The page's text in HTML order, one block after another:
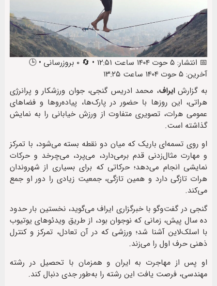
📅 انتشار: ۵ حوت ۱۴۰۴ ساعت ۱۲:۵۱ • 🔄 ۰ بروزرسانی • 🕒
آخرین: ۵ حوت ۱۴۰۴ ساعت ۱۳:۲۵
به گزارشایراف، محمد ادریس گنجی، جوان ورزشکار و پرانرژی
هراتی، این روزها با حضور در پارک‌ها، پیاده‌روها و فضاهای
عمومی هرات، تصویری متفاوت از ورزش خیابانی را به نمایش
گذاشته است.
او روی تسمه‌ای باریک که میان دو نقطه بسته می‌شود، با تمرکز
و مهارت مثال‌زدنی قدم برمی‌دارد، می‌پرد، می‌چرخد و حرکات
نمایشی انجام می‌دهد؛ حرکاتی که برای بسیاری از شهروندان
هرات تازگی دارد و همین تازگی، جمعیت زیادی را دور او جمع
می‌کند.
گنجی در گفت‌وگو با خبرگزاری ایراف می‌گوید، نخستین بار حدود
ده سال پیش، زمانی که نوجوان بود، از طریق ویدئوهای یوتیوب
با اسلک‌لاین آشنا شد؛ ورزشی که در آن تعادل، تمرکز و کنترل
ذهنی حرف اول را می‌زند.
او پس از مهاجرت به ایران و همزمان با تحصیل در رشته
مهندسی، فرصت یافت این رشته را به‌طور جدی دنبال کند.